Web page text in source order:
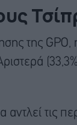
της GPO,
αντλεί τις